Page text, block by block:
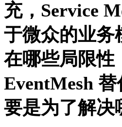
充，Service
于微众的业务
在哪些局限性
EventMesh
要是为了解决